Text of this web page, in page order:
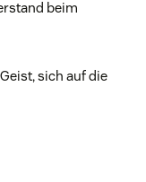
beim
sich auf die